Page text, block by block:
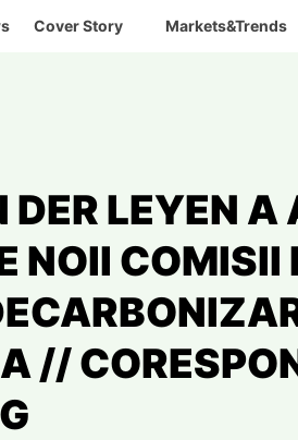
Cover Story Markets&Trends
DER LEYEN A
NOII COMISII
//